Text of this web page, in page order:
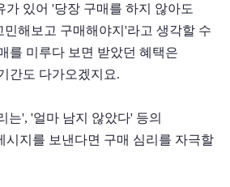
가 있어 '당장 구매를 하지 않아도
민해보고 구매해야지'라고 생각할 수
를 미루다 보면 받았던 혜택은
간도 다가오겠지요.
는', '얼마 남지 않았다' 등의
시지를 보낸다면 구매 심리를 자극할